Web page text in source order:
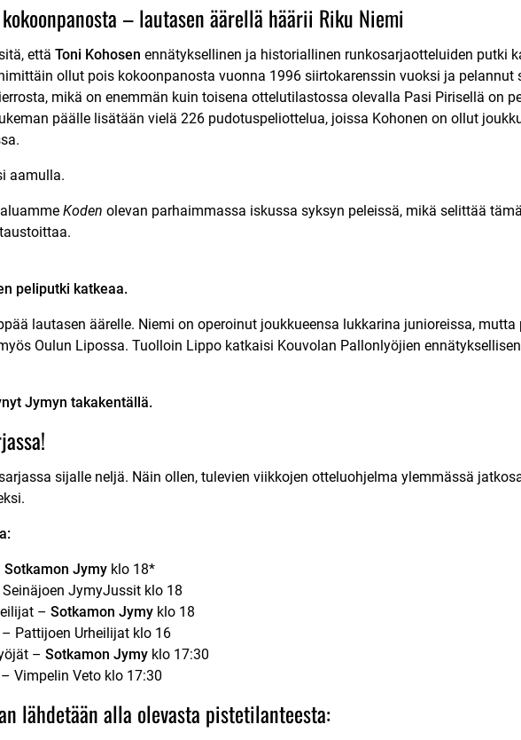
– lautasen äärellä häärii Riku Niemi
että Toni Kohosen ennätyksellinen ja historiallinen runkosarjaotteluiden putki
ollut pois kokoonpanosta vuonna 1996 siirtokarenssin vuoksi ja pelannut
mikä on enemmän kuin toisena ottelutilastossa olevalla Pasi Pirisellä on
päälle lisätään vielä 226 pudotuspeliottelua, joissa Kohonen on ollut
aamulla.
Koden olevan parhaimmassa iskussa syksyn peleissä, mikä selittää
peliputki katkeaa.
lautasen äärelle. Niemi on operoinut joukkueensa lukkarina junioreissa, mutta
Oulun Lipossa. Tuolloin Lippo katkaisi Kouvolan Pallonlyöjien
Jymyn takakentällä.
sijalle neljä. Näin ollen, tulevien viikkojen otteluohjelma ylemmässä
Sotkamon Jymyklo 18*
JymyJussit klo 18
– Sotkamon Jymyklo 18
Pattijoen Urheilijat klo 16
– Sotkamon Jymyklo 17:30
Vimpelin Veto klo 17:30
lähdetään alla olevasta pistetilanteesta: